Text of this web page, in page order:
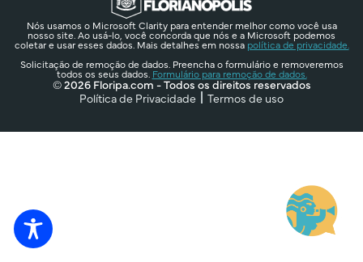
Nós usamos o Microsoft Clarity para entender melhor como você usa
nosso site. Ao usá-lo, você concorda que nós e a Microsoft podemos
coletar e usar esses dados. Mais detalhes em nossa política de privacidade.
Solicitação de remoção de dados. Preencha o formulário e removeremos
todos os seus dados. Formulário para remoção de dados.
© 2026 Floripa.com - Todos os direitos reservados
Política de Privacidade
Termos de uso